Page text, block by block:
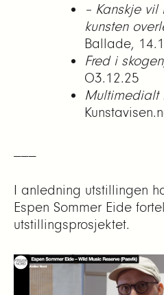
– Kanskje
kunsten
Ballade,
Fred i skogen
03.12.25
Multimedialt
I anledning utstillingen
Espen Sommer Eide
utstillingsprosjektet.